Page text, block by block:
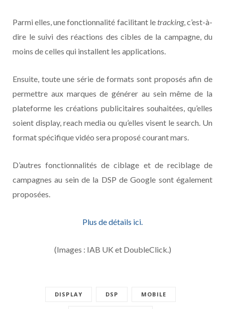
Parmi elles, une fonctionnalité facilitant letracking, c’est-à-
dire le suivi des réactions des cibles de la campagne, du
moins de celles qui installent les applications.
Ensuite, toute une série de formats sont proposés afin de
permettre aux marques de générer au sein même de la
plateforme les créations publicitaires souhaitées, qu’elles
soient display, reach media ou qu’elles visent le search. Un
format spécifique vidéo sera proposé courant mars.
D’autres fonctionnalités de ciblage et de reciblage de
campagnes au sein de la DSP de Google sont également
proposées.
Plus de détails ici.
(Images : IAB UK et DoubleClick.)
DISPLAY DSP MOBILE